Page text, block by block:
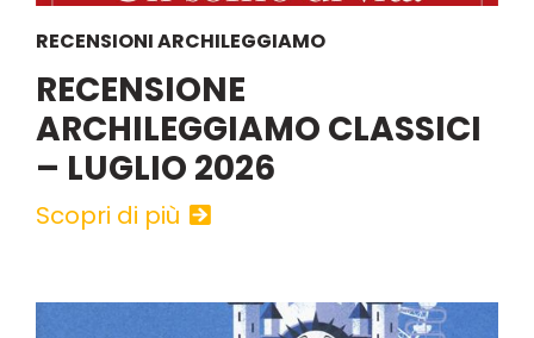
RECENSIONI ARCHILEGGIAMO
RECENSIONE
ARCHILEGGIAMO CLASSICI
– LUGLIO 2026
Scopri di più